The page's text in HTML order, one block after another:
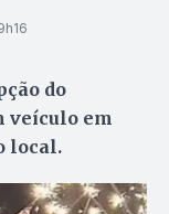
do
veículo em
local.